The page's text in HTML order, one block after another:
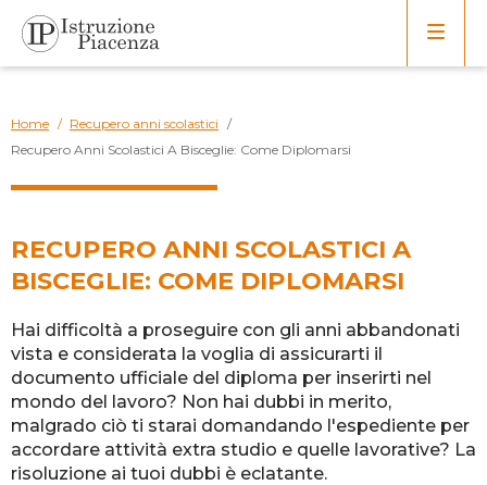
Home / Recupero anni scolastici /
Recupero Anni Scolastici A Bisceglie: Come Diplomarsi
RECUPERO ANNI SCOLASTICI A
BISCEGLIE: COME DIPLOMARSI
Hai difficoltà a proseguire con gli anni abbandonati
vista e considerata la voglia di assicurarti il
documento ufficiale del diploma per inserirti nel
mondo del lavoro? Non hai dubbi in merito,
malgrado ciò ti starai domandando l'espediente per
accordare attività extra studio e quelle lavorative? La
risoluzione ai tuoi dubbi è eclatante.